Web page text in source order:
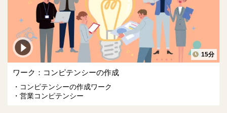
15分
ワーク：コンピテンシーの作成
コンピテンシーの作成ワーク
営業コンピテンシー